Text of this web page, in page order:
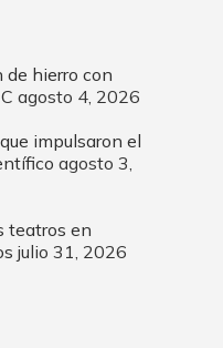
de hierro con
agosto 4, 2026
impulsaron el
agosto 3,
teatros en
julio 31, 2026